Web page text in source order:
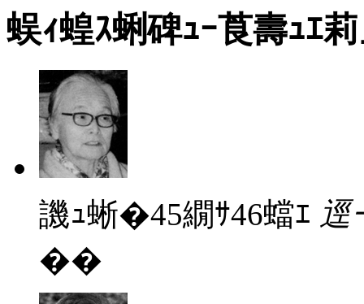
蜈ｨ蝗ｽ蜊碑ｭｰ莨壽ｭｴ
譏ｭ蜥�45繝ｻ46蟷ｴ 逕
��